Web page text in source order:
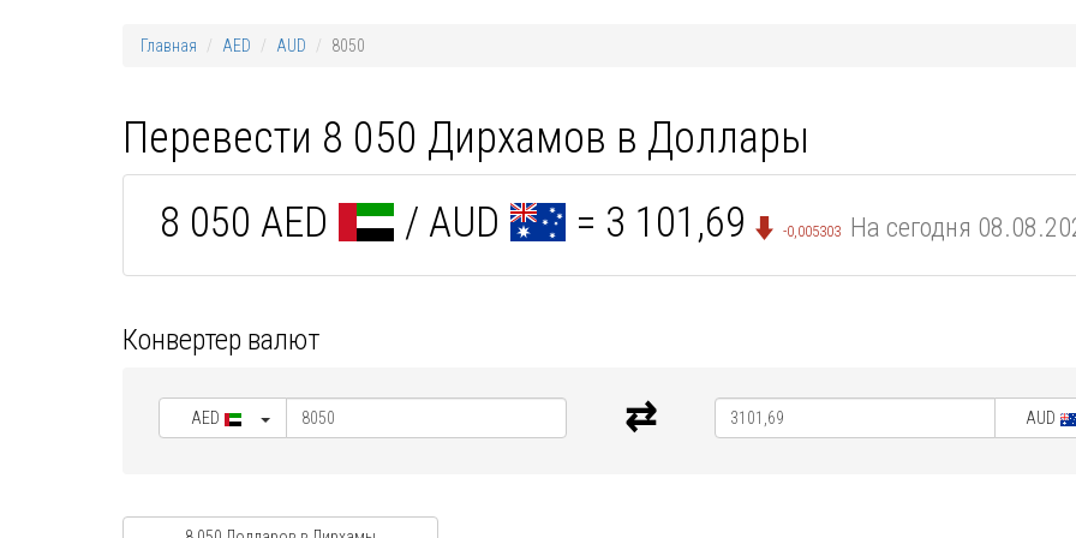
Главная AED AUD 8050
Перевести 8 050 Дирхамов в Доллары
8 050 AED / AUD = 3 101,69 -0,005303 На сегодня
Конвертер валют
AED AUD